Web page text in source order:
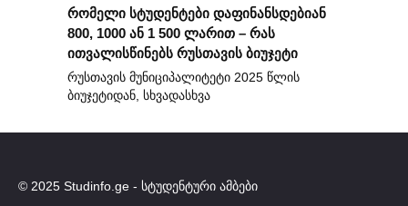
რომელი სტუდენტები დაფინანსდებიან
800, 1000 ან 1 500 ლარით – რას
ითვალისწინებს რუსთავის ბიუჯეტი
რუსთავის მუნიციპალიტეტი 2025 წლის
ბიუჯეტიდან, სხვადასხვა
© 2025 Studinfo.ge - სტუდენტური ამბები